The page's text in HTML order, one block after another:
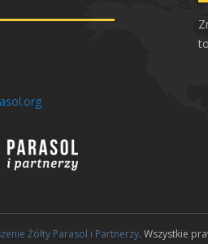
Żółty Parasol i Partnerzy. Wszystkie